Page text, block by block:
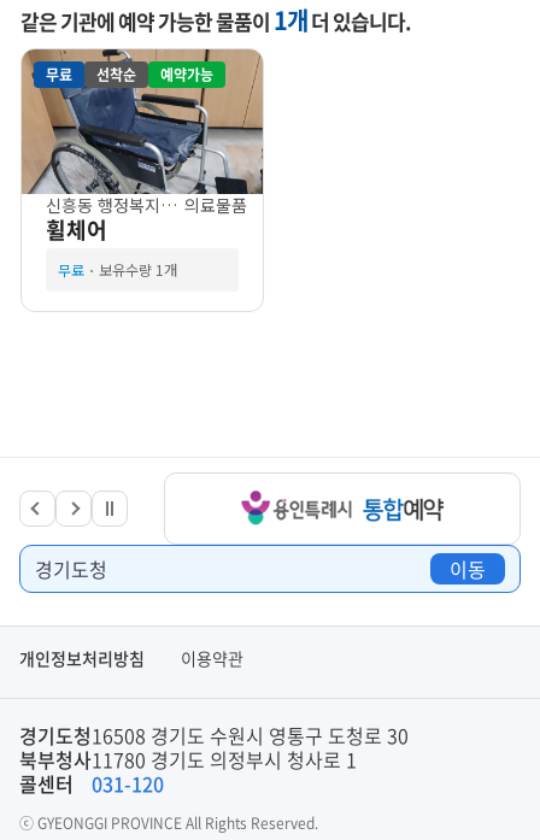
같은 기관에 예약 가능한 물품이 1개더 있습니다.
무료 선착순 예약가능
신흥동 행정복지센터 의료물품
휠체어
무료 보유수량 1개
경기도청 이동
개인정보처리방침 이용약관
경기도청16508 경기도 수원시 영통구 도청로 30
북부청사11780 경기도 의정부시 청사로 1
콜센터
031-120
ⓒ GYEONGGI PROVINCE All Rights Reserved.